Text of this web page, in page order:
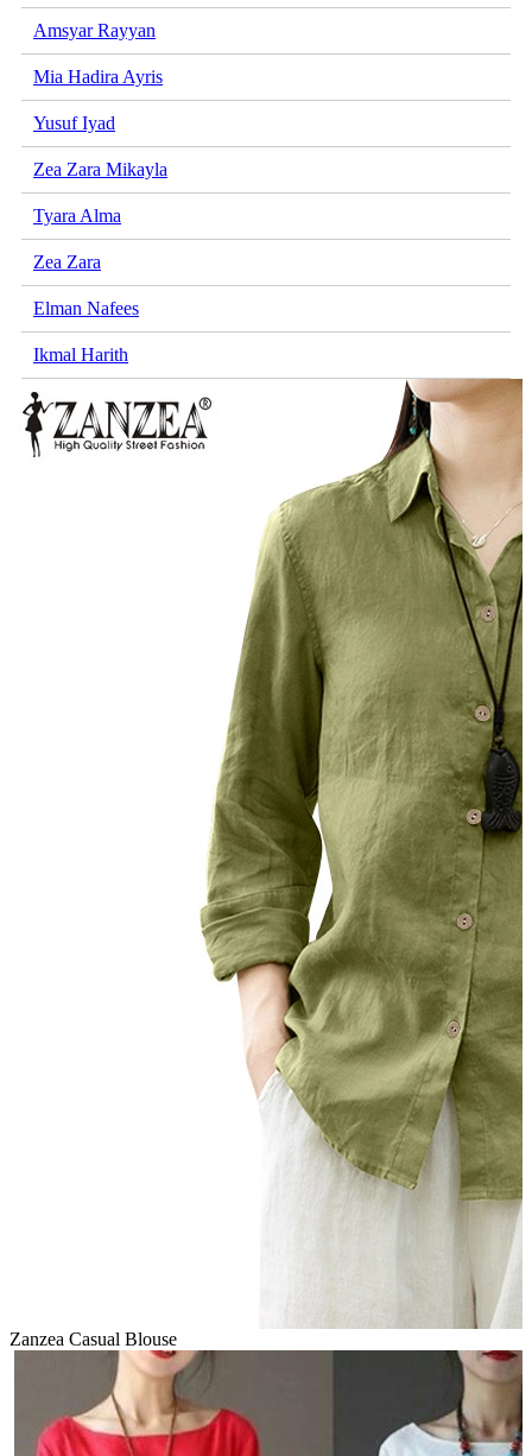
Amsyar Rayyan
Mia Hadira Ayris
Yusuf Iyad
Zea Zara Mikayla
Tyara Alma
Zea Zara
Elman Nafees
Ikmal Harith
Zanzea Casual Blouse